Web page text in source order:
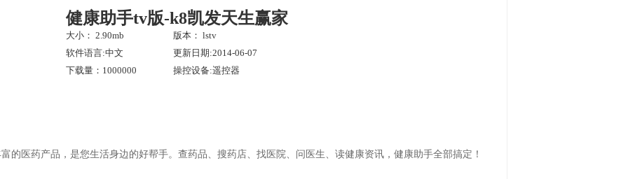
健康助手tv版-k8凯发天生赢家
大小： 2.90mb
版本： lstv
软件语言:中文
更新日期:2014-06-07
下载量：1000000
操控设备:遥控器
的医药产品，是您生活身边的好帮手。查药品、搜药店、找医院、问医生、读健康资讯，健康助手全部搞定！